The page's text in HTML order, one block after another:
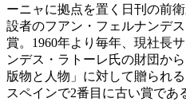
ーニャに拠点を置く日刊の前
設者のフアン・フェルナンデ
賞。1960年より毎年、現社長
ンデス・ラトーレ氏の財団か
版物と人物」に対して贈られ
スペインで2番目に古い賞であ